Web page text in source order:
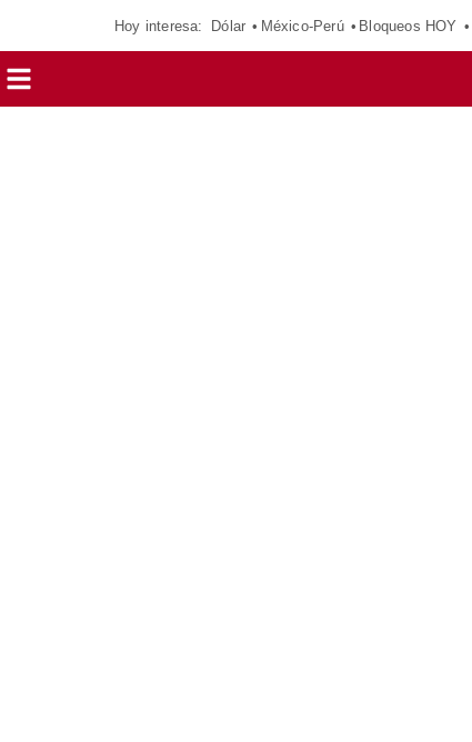
Hoy interesa: Dólar México-Perú Bloqueos HOY